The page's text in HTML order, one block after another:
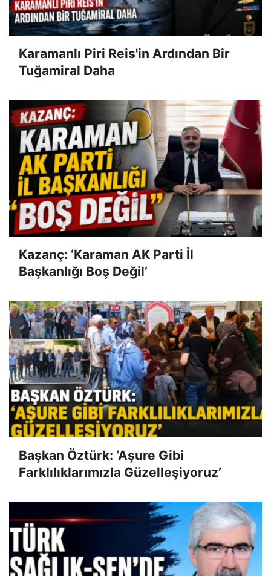
Karamanlı Piri Reis'in Ardından Bir
Tuğamiral Daha
Kazanç: ‘Karaman AK Parti İl
Başkanlığı Boş Değil’
Başkan Öztürk: ‘Aşure Gibi
Farklılıklarımızla Güzelleşiyoruz’